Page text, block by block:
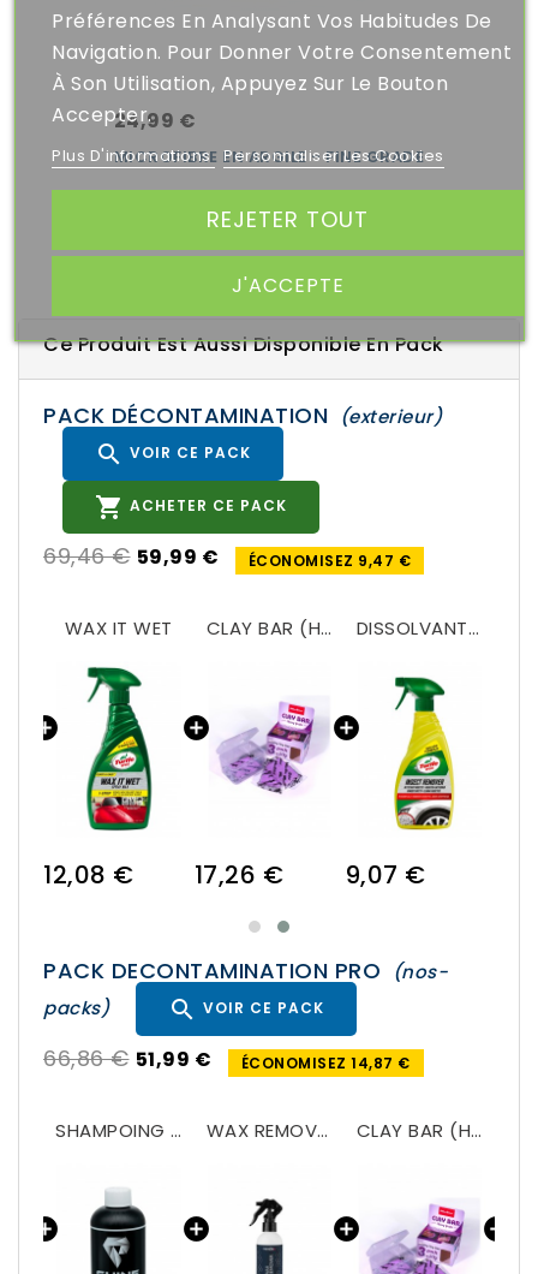
24,99 €
MICROFIBRE EN ARGILE - FINE GRADE
Ce Produit Est Aussi Disponible En Pack
PACK DÉCONTAMINATION (exterieur)
 VOIR CE PACK
 ACHETER CE PACK
69,46 € 59,99 € ÉCONOMISEZ 9,47 €
WAX IT WET
12,08 €
CLAY BAR (Heavy cut)
17,26 €
DISSOLVANT INSECTES ET GOUDRON - BUG & TAR REMOVER
9,07 €
PACK DECONTAMINATION PRO
(nos-
packs)
 VOIR CE PACK
66,86 € 51,99 € ÉCONOMISEZ 14,87 €
SHAMPOING DEGRAISSANT & DEPARAFINANT WAX REMOVER CLAY BAR (Heavy cut)
Préférences En Analysant Vos Habitudes De
Navigation. Pour Donner Votre Consentement
À Son Utilisation, Appuyez Sur Le Bouton
Accepter.
Plus D'informations Personnaliser Les Cookies
REJETER TOUT
J'ACCEPTE